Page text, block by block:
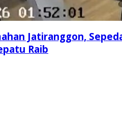
Jatiranggon,
Raib